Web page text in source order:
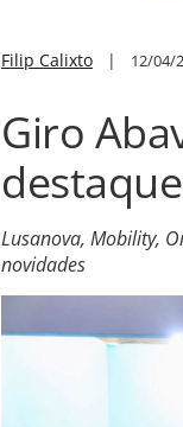
Filip Calixto | 12/04/
Giro
Lusanova, Mobility,
novidades